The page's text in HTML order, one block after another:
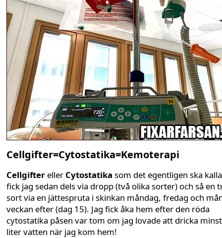
Cellgifter=Cytostatika=Kemoterapi
Cellgifter eller Cytostatika som det egentligen ska
fick jag sedan dels via dropp (två olika sorter) och så en
sort via en jättespruta i skinkan måndag, fredag och
veckan efter (dag 15). Jag fick åka hem efter den röda
cytostatika påsen var tom om jag lovade att dricka
liter vatten när jag kom hem!